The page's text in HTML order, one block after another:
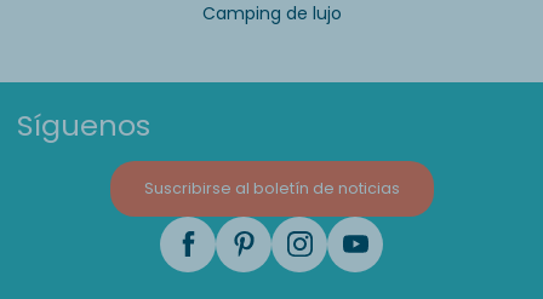
Camping de lujo
Síguenos
Suscribirse al boletín de noticias